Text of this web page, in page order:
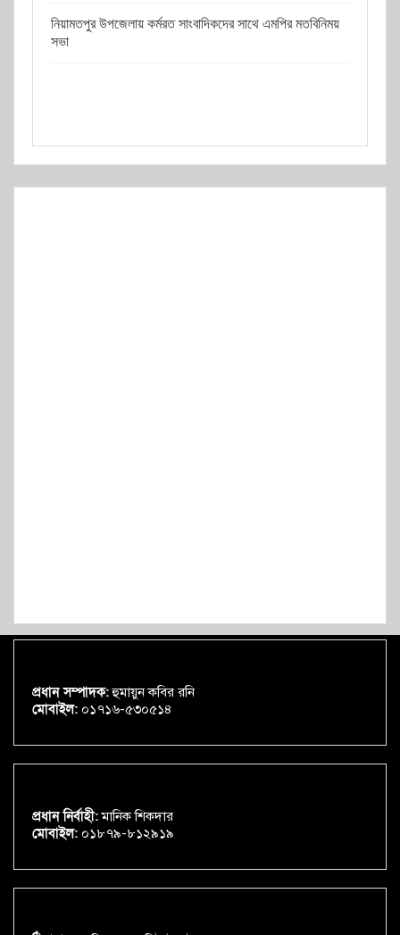
নিয়ামতপুর উপজেলায় কর্মরত সাংবাদিকদের সাথে এমপির মতবিনিময়
সভা
প্রধান সম্পাদক:হুমায়ুন কবির রনি
মোবাইল: ০১৭১৬-৫৩০৫১৪
প্রধান নির্বাহী:মানিক শিকদার
মোবাইল: ০১৮৭৯-৮১২৯১৯